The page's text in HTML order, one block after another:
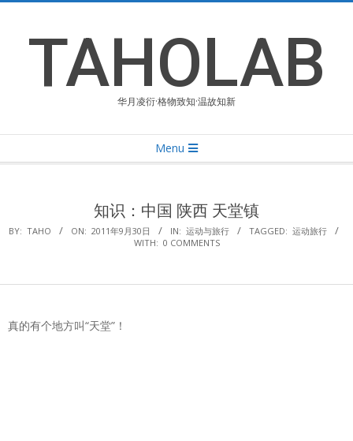
contentTAHOLAB
华月凌衍·格物致知·温故知新
Navigation
Menu
知识：中国 陕西 天堂镇
BY: TAHO ON: 2011年9月30日 IN: 运动与旅行 TAGGED: 运动旅行
WITH: 0 COMMENTS
真的有个地方叫“天堂”！